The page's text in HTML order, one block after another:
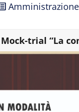
Mock-trial “La